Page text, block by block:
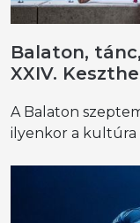
Balaton,
XXIV.
A Balaton
ilyenkor a kultúra